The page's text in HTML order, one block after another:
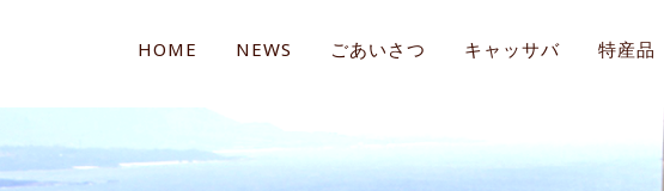
HOME NEWS ごあいさつ キャッサバ 特産品